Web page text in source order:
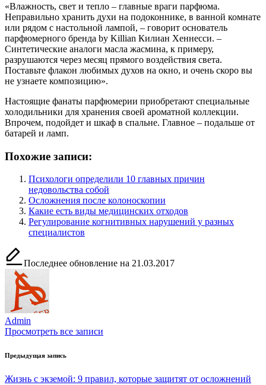
«Влажность, свет и тепло – главные враги парфюма.
Неправильно хранить духи на подоконнике, в ванной комнате
или рядом с настольной лампой, – говорит основатель
парфюмерного бренда by Killian Килиан Хеннесси. –
Синтетические аналоги масла жасмина, к примеру,
разрушаются через месяц прямого воздействия света.
Поставьте флакон любимых духов на окно, и очень скоро вы
не узнаете композицию».
Настоящие фанаты парфюмерии приобретают специальные
холодильники для хранения своей ароматной коллекции.
Впрочем, подойдет и шкаф в спальне. Главное – подальше от
батарей и ламп.
Похожие записи:
Психологи определили 10 главных причин
недовольства собой
Осложнения после колоноскопии
Какие есть виды медицинских отходов
Регулирование когнитивных нарушений у разных
специалистов
Последнее обновление на 21.03.2017
Admin
Просмотреть все записи
Навигация
по
Предыдущая запись
Жизнь с экземой: 9 правил, которые защитят от осложнений